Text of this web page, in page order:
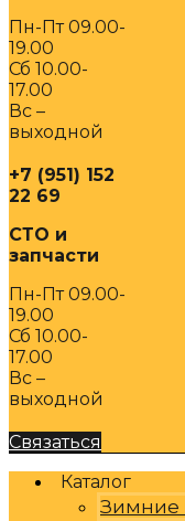
Пн-Пт 09.00-
19.00
Сб 10.00-
17.00
Вс –
выходной
+7 (951) 152
22 69
СТО и
запчасти
Пн-Пт 09.00-
19.00
Сб 10.00-
17.00
Вс –
выходной
Связаться
Каталог